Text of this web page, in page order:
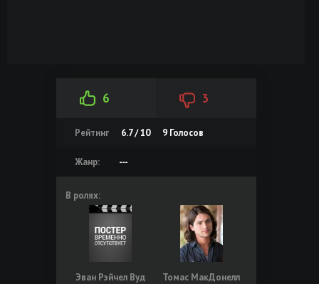
6 3
Рейтинг 6.7 / 10 9Голосов
Жанр: ---
В ролях:
Эван Рэйчел Вуд Томас МакДонелл